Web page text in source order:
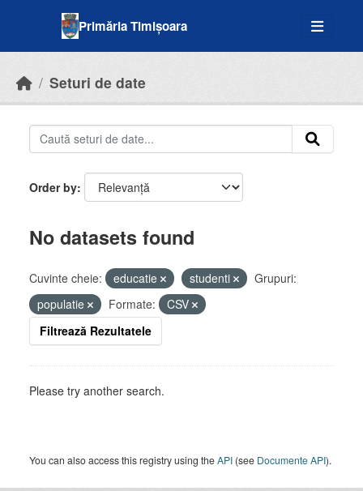
Primăria Timișoara
Seturi de date
Order by
No datasets found
Cuvinte cheie: educatie studenti
Grupuri:
populatie
Formate:
CSV
Filtrează Rezultatele
Please try another search.
You can also access this registry using theAPI (see Documente API).